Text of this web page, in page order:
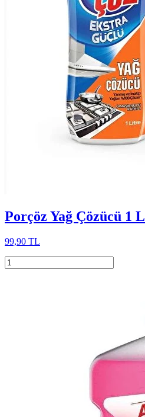
Porçöz Yağ Çözücü 1 L
99,90 TL